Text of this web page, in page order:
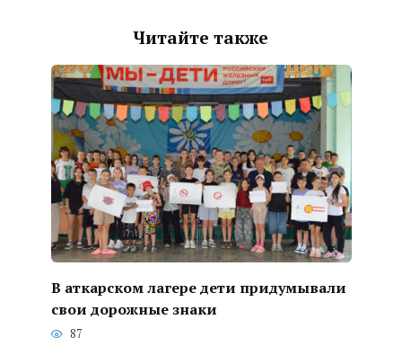
Читайте также
В аткарском лагере дети придумывали
свои дорожные знаки
87